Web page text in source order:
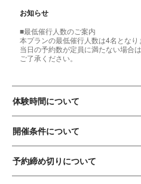
お知らせ
■最低催行人数のご案内
本プランの最低催行人数は4名となり
当日の予約数が定員に満たない場合
ご了承ください。
体験時間について
開催条件について
予約締め切りについて